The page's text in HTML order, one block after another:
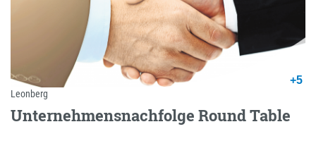
+5
Leonberg
Unternehmensnachfolge Round Table